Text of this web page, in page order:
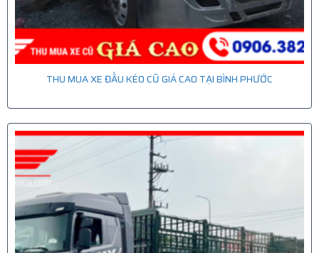
THU MUA XE ĐẦU KÉO CŨ GIÁ CAO TẠI BÌNH PHƯỚC